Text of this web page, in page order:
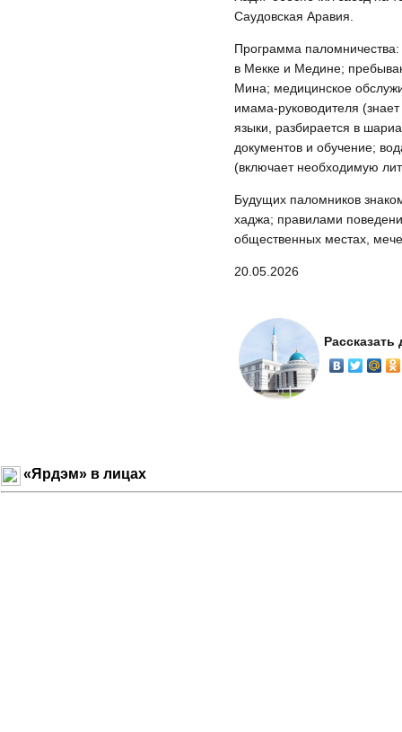
Саудовская Аравия.
Программа
в Мекке и Медине;
Мина; медицинское
имама‑руководителя
языки, разбирается в
документов и обучение;
(включает необходимую
Будущих паломников
хаджа; правилами
общественных местах,
20.05.2026
Рассказать
«Ярдэм» в лицах